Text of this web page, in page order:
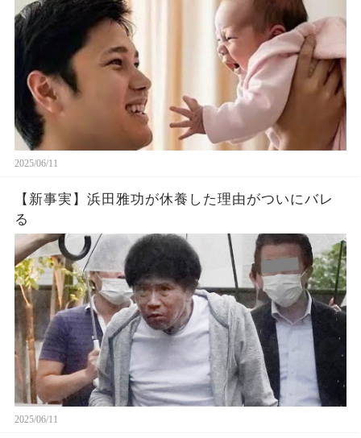
2025/06/11
【新事実】浜田雅功が休養した理由がついにバレ
る
2025/06/11